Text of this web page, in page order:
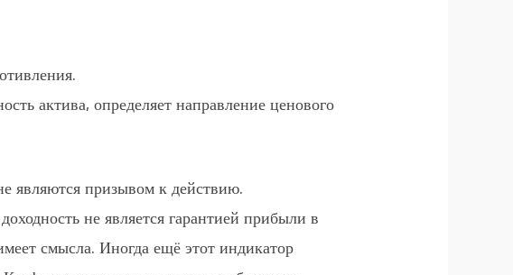
актива, определяет направление ценового
являются призывом к действию.
не является гарантией прибыли в
смысла. Иногда ещё этот индикатор